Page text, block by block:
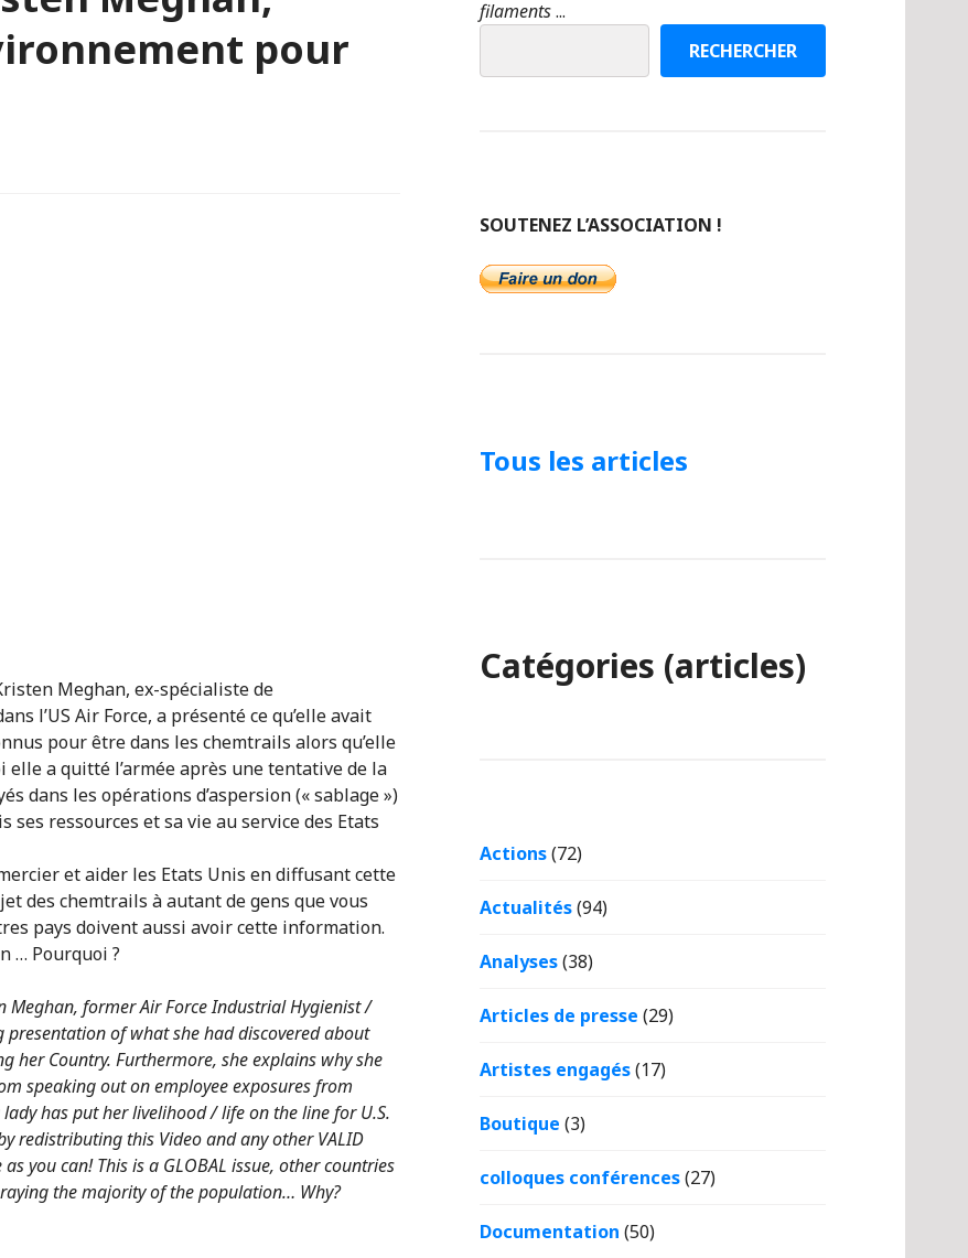
pour
Meghan, ex-spécialiste de
l’US Air Force, a présenté ce qu’elle avait
pour être dans les chemtrails alors qu’elle
a quitté l’armée après une tentative de la
dans les opérations d’aspersion (« sablage »)
ressources et sa vie au service des Etats
et aider les Etats Unis en diffusant cette
des chemtrails à autant de gens que vous
pays doivent aussi avoir cette information.
… Pourquoi ?
Meghan, former Air Force Industrial Hygienist /
of what she had discovered about
her Country. Furthermore, she explains why she
speaking out on employee exposures from
has put her livelihood / life on the line for U.S.
redistributing this Video and any other VALID
you can! This is a GLOBAL issue, other countries
the majority of the population… Why?
filaments...
RECHERCHER
SOUTENEZ L’ASSOCIATION !
Tous les articles
Catégories (articles)
Actions(72)
Actualités(94)
Analyses(38)
Articles de presse (29)
Artistes engagés(17)
Boutique (3)
colloques conférences(27)
Documentation (50)